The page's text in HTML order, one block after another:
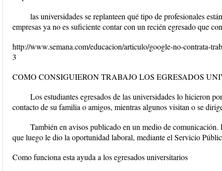
las universidades se replanteen qué tipo de profesionales
empresas ya no es suficiente contar con un recién egresado que
http://www.semana.com/educacion/articulo/google-no-contrata-
3
COMO CONSIGUIERON TRABAJO LOS EGRESADOS
Los estudiantes egresados de las universidades lo hicieron
contacto de su familia o amigos, mientras algunos visitan o se
También en avisos publicado en un medio de comunicación.
que luego le dio la oportunidad laboral, mediante el Servicio
Como funciona esta ayuda a los egresados universitarios